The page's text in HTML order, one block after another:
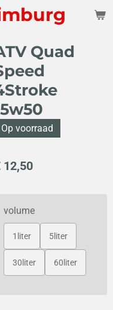
Quad
Op voorraad
12,50
volume
1liter 5liter
30liter 60liter